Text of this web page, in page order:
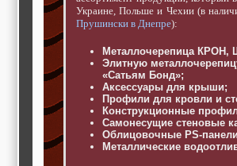
строительные и
отделочные
материалы,
строительные
машины и техника,
все для
коммуникаций
Туризм, отдых,
путешествия,
авиакомпании, ж/д
перевозки,
пансионаты, отели,
Украине, Польше и Чехии (в
Прушински в Днепре):
Металлочерепица
Элитную
«Сатьям Бонд»;
Аксессуары для крыши;
Профили для кровли и
Конструкционные
Самонесущие стеновые
Облицовочные PS-
Металлические